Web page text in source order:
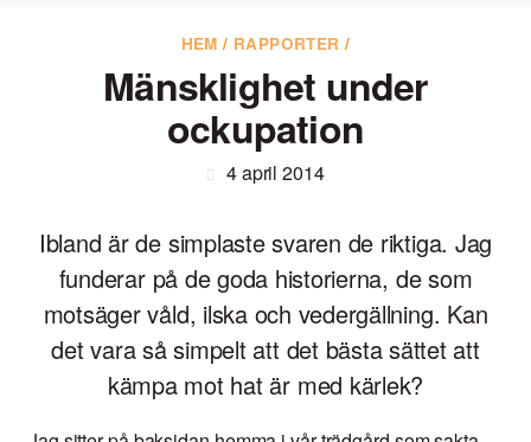
HEM / RAPPORTER /
Mänsklighet under
ockupation
4 april 2014
Ibland är de simplaste svaren de riktiga. Jag
funderar på de goda historierna, de som
motsäger våld, ilska och vedergällning. Kan
det vara så simpelt att det bästa sättet att
kämpa mot hat är med kärlek?